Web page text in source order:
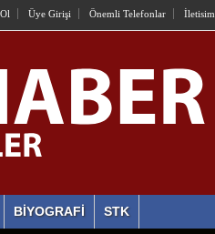
Üye Girişi Önemli Telefonlar İletisim
BİYOGRAFİ STK
İstiyorlar Ki Unutalım!
AYLİN ALVEREN ÖZEN
SEN SACA GEL YETER
Ahlaki Yozlaşma Platformları